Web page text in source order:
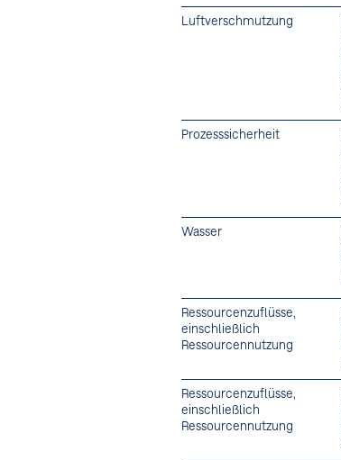
Luftverschmutzung
Prozesssicherheit
Wasser
Ressourcenzuflüsse,
einschließlich
Ressourcennutzung
Ressourcenzuflüsse,
einschließlich
Ressourcennutzung